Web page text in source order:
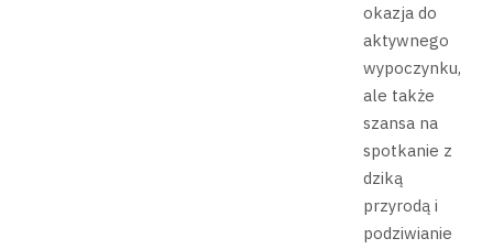
okazja do
aktywnego
wypoczynku,
ale także
szansa na
spotkanie z
dziką
przyrodą i
podziwianie